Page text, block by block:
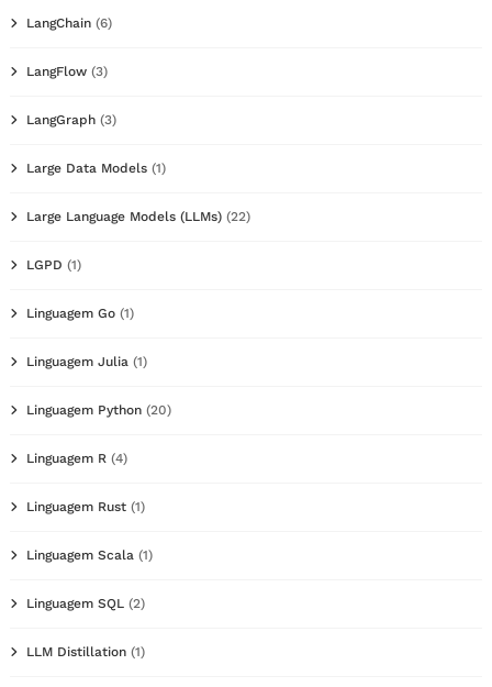
LangChain (6)
LangFlow (3)
LangGraph (3)
Large Data Models (1)
Large Language Models (LLMs) (22)
LGPD (1)
Linguagem Go (1)
Linguagem Julia (1)
Linguagem Python (20)
Linguagem R (4)
Linguagem Rust (1)
Linguagem Scala (1)
Linguagem SQL (2)
LLM Distillation (1)